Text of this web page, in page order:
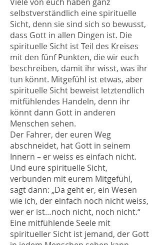
selbstverständlich eine spirituelle
Sicht, denn sie sind sich so bewusst,
dass Gott in allen Dingen ist. Die
spirituelle Sicht ist Teil des Kreises
mit den fünf Punkten, die wir euch
beschreiben, damit ihr wisst, was ihr
tun könnt. Mitgefühl ist etwas, aber
spirituelle Sicht beweist letztendlich
mitfühlendes Handeln, denn ihr
könnt dann Gott in anderen
Menschen sehen.
Der Fahrer, der euren Weg
abschneidet, hat Gott in seinem
Innern – er weiss es einfach nicht.
Und eure spirituelle Sicht,
verbunden mit eurem Mitgefühl,
sagt dann: „Da geht er, ein Wesen
wie ich, der einfach noch nicht weiss,
wer er ist…noch nicht, noch nicht.“
Eine mitfühlende Seele mit
spiritueller Sicht ist jemand, der Gott
in jedem Menschen sehen kann.